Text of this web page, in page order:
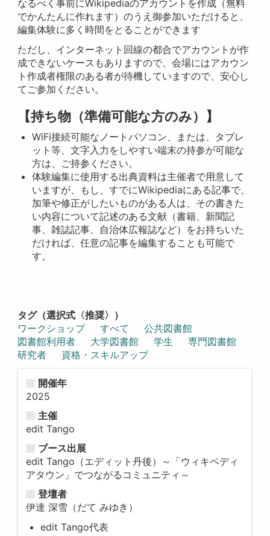
なるべく事前にWikipediaのアカウントを作成（無料
でかんたんに作れます）のうえ御参加いただけると、
編集体験に多く時間をとることができます
ただし、インターネット回線の都合でアカウントが作
成できないケースもありますので、会場にはアカウン
ト作成者権限のある者が待機していますので、安心し
てご参加ください。
【持ち物（準備可能な方のみ）】
WiFi接続可能なノートパソコン、または、タブレ
ット等、文字入力をしやすい端末の持参が可能な
方は、ご持参ください。
体験編集に使用する出典資料は主催者で用意して
いますが、もし、すでにWikipediaにある記事で、
加筆や修正がしたいものがある人は、その書きた
い内容について記述のある文献（書籍、新聞記
事、雑誌記事、自治体広報誌など）をお持ちいた
だければ、任意の記事を編集することも可能で
す。
タグ（選択式〈推奨〉）
ワークショップ
すべて
公共図書館
図書館利用者
大学図書館 学生
専門図書館
研究者
資格・スキルアップ
開催年
2025
主催
edit Tango
ブース出展
edit Tango（エディット丹後）～「ウィキペディ
アタウン」でつながるコミュニティ～
登壇者
伊達 深雪（だて みゆき）
edit Tango代表